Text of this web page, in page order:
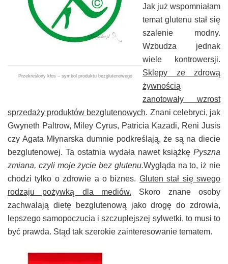
Przekreślony kłos – symbol produktu bezglutenowego
Jak już wspomniałam
temat glutenu stał się
szalenie modny.
Wzbudza jednak
wiele kontrowersji.
Sklepy ze zdrową
żywnością
zanotowały wzrost
sprzedaży produktów bezglutenowych. Znani celebryci, jak
Gwyneth Paltrow, Miley Cyrus, Patricia Kazadi, Reni Jusis
czy Agata Młynarska dumnie podkreślają, że są na diecie
bezglutenowej. Ta ostatnia wydała nawet książkę Pyszna
zmiana, czyli moje życie bez glutenu.Wygląda na to, iż nie
chodzi tylko o zdrowie a o biznes. Gluten stał się swego
rodzaju pożywką dla mediów. Skoro znane osoby
zachwalają dietę bezglutenową jako drogę do zdrowia,
lepszego samopoczucia i szczuplejszej sylwetki, to musi to
być prawda. Stąd tak szerokie zainteresowanie tematem.